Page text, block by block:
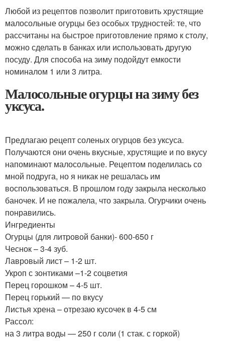
Любой из рецептов позволит приготовить хрустящие
малосольные огурцы без особых трудностей: те, что
рассчитаны на быстрое приготовление прямо к столу,
можно сделать в банках или использовать другую
посуду. Для способа на зиму подойдут емкости
номиналом 1 или 3 литра.
Малосольные огурцы на зиму без
уксуса.
Предлагаю рецепт соленых огурцов без уксуса.
Получаются они очень вкусные, хрустящие и по вкусу
напоминают малосольные. Рецептом поделилась со
мной подруга, но я никак не решалась им
воспользоваться. В прошлом году закрыла несколько
баночек. И не пожалела, что закрыла. Огурчики очень
понравились.
Ингредиенты
Огурцы (для литровой банки)- 600-650 г
Чеснок – 3-4 зуб.
Лавровый лист – 1-2 шт.
Укроп с зонтиками –1-2 соцветия
Перец горошком – 4-5 шт.
Перец горький — по вкусу
Листья хрена – отрезаю кусочек в 4-5 см
Рассол:
на 3 литра воды — 250 г соли (1 стак. с горкой)